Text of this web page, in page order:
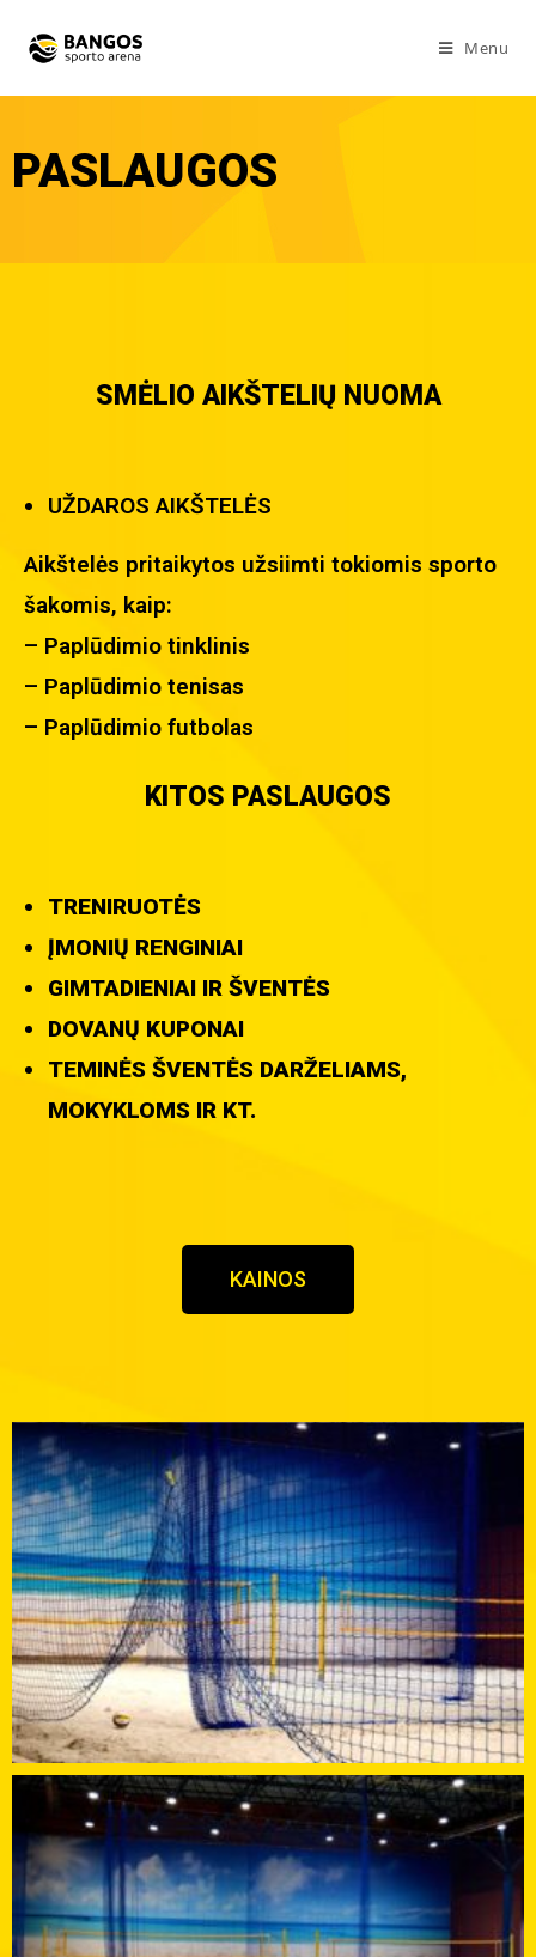
Menu
PASLAUGOS
SMĖLIO AIKŠTELIŲ NUOMA
UŽDAROS AIKŠTELĖS
Aikštelės pritaikytos užsiimti tokiomis sporto
šakomis, kaip:
– Paplūdimio tinklinis
– Paplūdimio tenisas
– Paplūdimio futbolas
KITOS PASLAUGOS
TRENIRUOTĖS
ĮMONIŲ RENGINIAI
GIMTADIENIAI IR ŠVENTĖS
DOVANŲ KUPONAI
TEMINĖS ŠVENTĖS DARŽELIAMS,
MOKYKLOMS IR KT.
KAINOS